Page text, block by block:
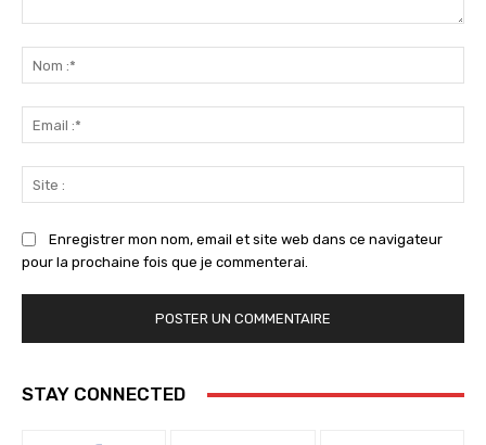
:*
:*
:
Enregistrer mon nom, email et site web dans ce navigateur
pour la prochaine fois que je commenterai.
STAY CONNECTED